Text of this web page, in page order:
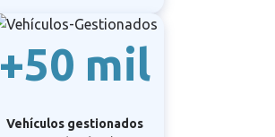
+50 mil
Vehículos gestionados